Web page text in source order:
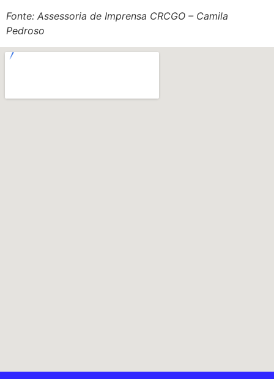
Fonte: Assessoria de Imprensa CRCGO – Camila
Pedroso